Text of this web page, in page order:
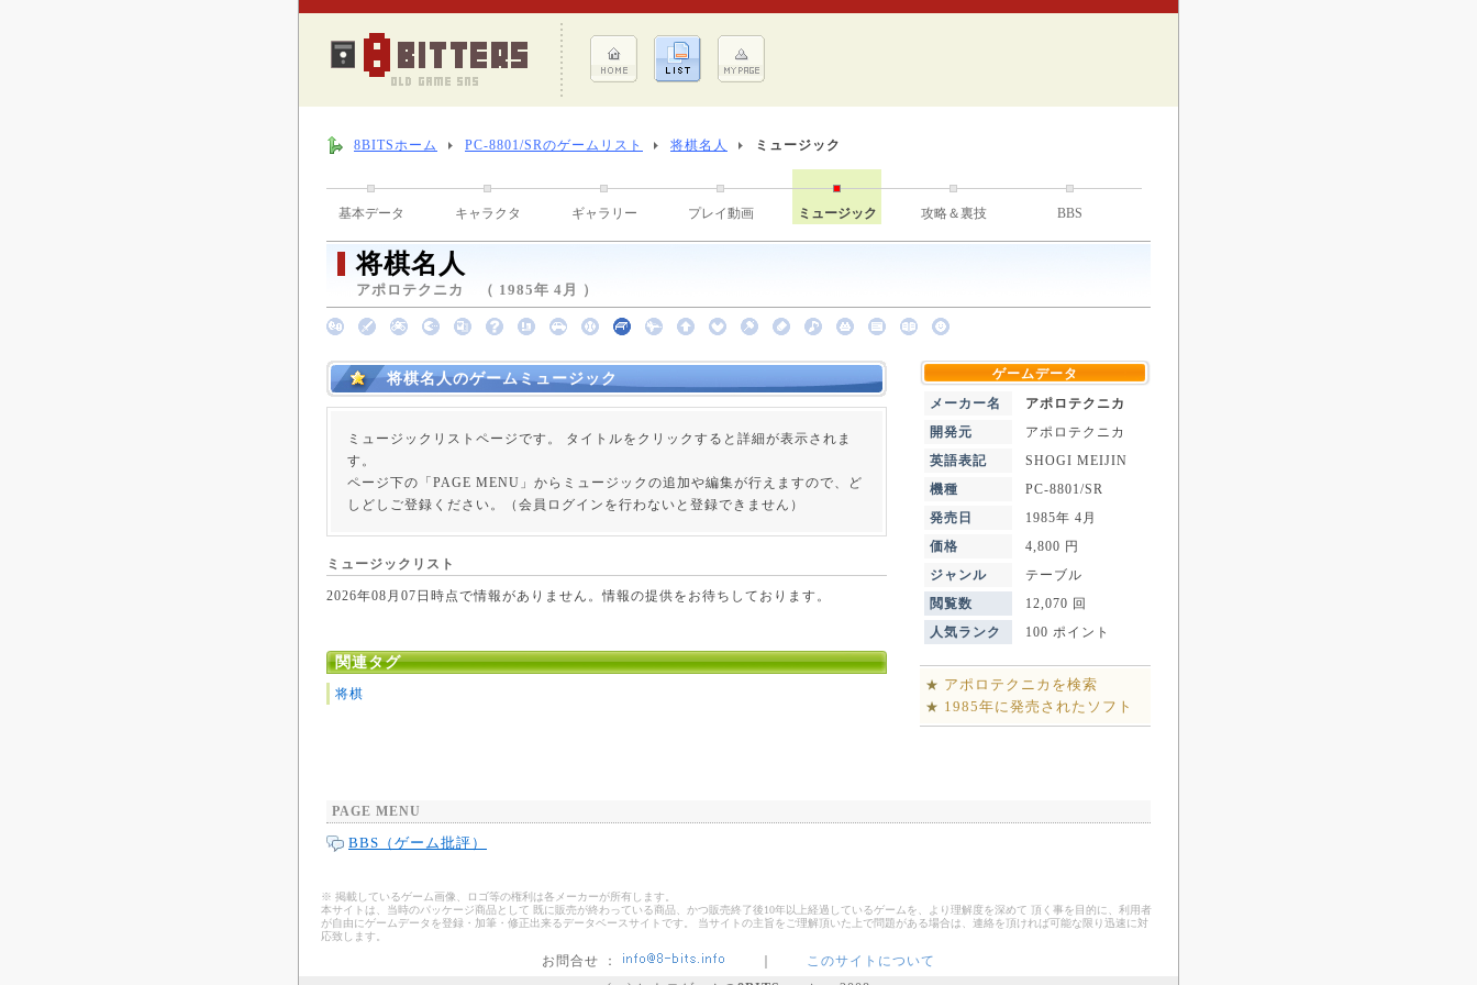
8BITSホーム PC-8801/SRのゲームリスト 将棋名人 ミュージック
基本データ キャラクタ ギャラリー プレイ動画 ミュージック 攻略＆裏技 BBS
将棋名人
アポロテクニカ （ 1985年 4月 ）
将棋名人のゲームミュージック
ミュージックリストページです。 タイトルをクリックすると詳細が表示されま
す。
ページ下の「PAGE MENU」からミュージックの追加や編集が行えますので、ど
しどしご登録ください。（会員ログインを行わないと登録できません）
ミュージックリスト
2026年08月07日時点で情報がありません。情報の提供をお待ちしております。
関連タグ
将棋
ゲームデータ
メーカー名
アポロテクニカ
開発元
アポロテクニカ
英語表記
SHOGI MEIJIN
機種
PC-8801/SR
発売日
1985年 4月
価格
4,800 円
ジャンル
テーブル
閲覧数
12,070 回
人気ランク
100 ポイント
★ アポロテクニカを検索
★ 1985年に発売されたソフト
PAGE MENU
BBS（ゲーム批評）
※ 掲載しているゲーム画像、ロゴ等の権利は各メーカーが所有します。
本サイトは、当時のパッケージ商品として 既に販売が終わっている商品、かつ販売終了後10年以上経過しているゲームを、より理解度を深めて 頂く事を目的に、利用者
が自由にゲームデータを登録・加筆・修正出来るデータベースサイトです。 当サイトの主旨をご理解頂いた上で問題がある場合は、連絡を頂ければ可能な限り迅速に対
応致します。
お問合せ ：
このサイトについて